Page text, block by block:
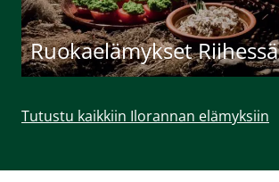
Ruokaelämykset Riihessä
Tutustu kaikkiin Ilorannan elämyksiin